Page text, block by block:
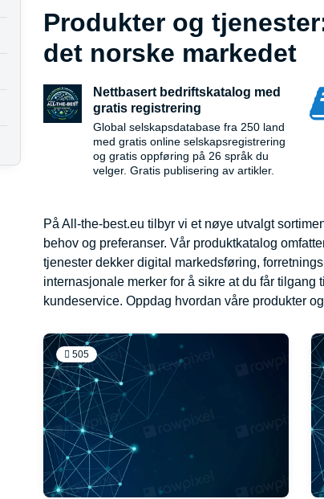
Produkter og
det norske markedet
Nettbasert bedriftskatalog med
gratis registrering
Global selskapsdatabase fra 250 land
med gratis online selskapsregistrering
og gratis oppføring på 26 språk du
velger. Gratis publisering av artikler.
På All-the-best.eu tilbyr vi et nøye utvalgt
behov og preferanser. Vår produktkatalog
tjenester dekker digital markedsføring,
internasjonale merker for å sikre at du får
kundeservice. Oppdag hvordan våre produkter
505